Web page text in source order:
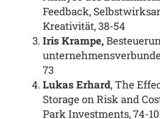
Feedback,
Kreativität, 38-54
Iris Krampe,
73
Lukas Erhard, The
Storage on Risk and
Park Investments, 74-